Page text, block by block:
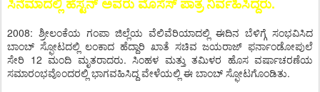
2008: ಶ್ರೀಲಂಕೆಯ ಗಂಪಾ ಜಿಲ್ಲೆಯ ವೆಲಿವೆರಿಯಾದಲ್ಲಿ ಈದಿನ ಬೆಳಿಗ್ಗೆ ಸಂಭವಿಸಿದ
ಬಾಂಬ್ ಸ್ಫೋಟದಲ್ಲಿ ಲಂಕಾದ ಹೆದ್ದಾರಿ ಖಾತೆ ಸಚಿವ ಜಯರಾಜ್ ಫರ್ನಾಂಡೋಪುಲೆ
ಸೇರಿ 12 ಮಂದಿ ಮೃತರಾದರು. ಸಿಂಹಳ ಮತ್ತು ತಮಿಳರ ಹೊಸ ವರ್ಷಾಚರಣೆಯ
ಸಮಾರಂಭವೊಂದರಲ್ಲಿ ಭಾಗವಹಿಸಿದ್ದ ವೇಳೆಯಲ್ಲಿ ಈ ಬಾಂಬ್ ಸ್ಫೋಟಗೊಂಡಿತು.